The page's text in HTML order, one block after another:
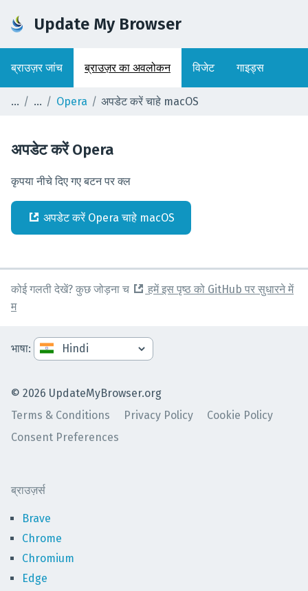
Update My Browser
ब्राउज़र जांच ब्राउज़र का अवलोकन विजेट गाइड्स
Opera अपडेट करें चाहे macOS
अपडेट करें Opera
कृपया नीचे दिए गए बटन पर क्ल
अपडेट करें Opera चाहे macOS
कोई गलती देखें? कुछ जोड़ना च
हमें इस पृष्ठ को GitHub पर सुधारने में
म
© 2026 UpdateMyBrowser.org
Terms & Conditions
Privacy Policy
Cookie Policy
Consent Preferences
भाषा:
ब्राउज़र्स
Brave
Chrome
Chromium
Edge